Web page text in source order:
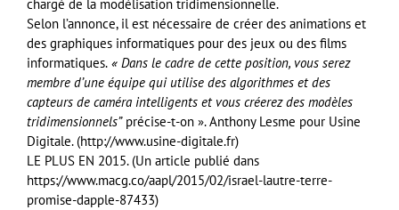
chargé de la modélisation tridimensionnelle.
Selon l’annonce, il est nécessaire de créer des animations et
des graphiques informatiques pour des jeux ou des films
informatiques. « Dans le cadre de cette position, vous serez
membre d’une équipe qui utilise des algorithmes et des
capteurs de caméra intelligents et vous créerez des modèles
tridimensionnels”précise-t-on ». Anthony Lesme pour Usine
Digitale. (http://www.usine-digitale.fr)
LE PLUS EN 2015. (Un article publié dans
https://www.macg.co/aapl/2015/02/israel-lautre-terre-
promise-dapple-87433)